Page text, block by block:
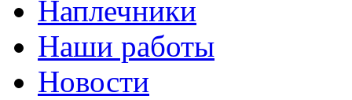
Наплечники
Наши работы
Новости